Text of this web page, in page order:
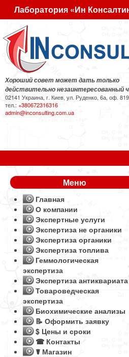
Лаборатория «Ин
Хороший совет может дать только
действительно незаинтересованный
02141 Украина, г. Киев, ул. Руденко, 6а, оф. 819
тел.:+380672316316
admin@inconsulting.com.ua
Меню
Главная
О компании
Экспертные услуги
Экспертиза не органики
Экспертиза органики
Экспертиза топлива
Геммологическая
экспертиза
Экспертиза антиквариата
Товароведческая
экспертиза
Биохимические анализы
📝 Оформить заявку
$ Цены и сроки
☎ Контакты
☤ Магазин